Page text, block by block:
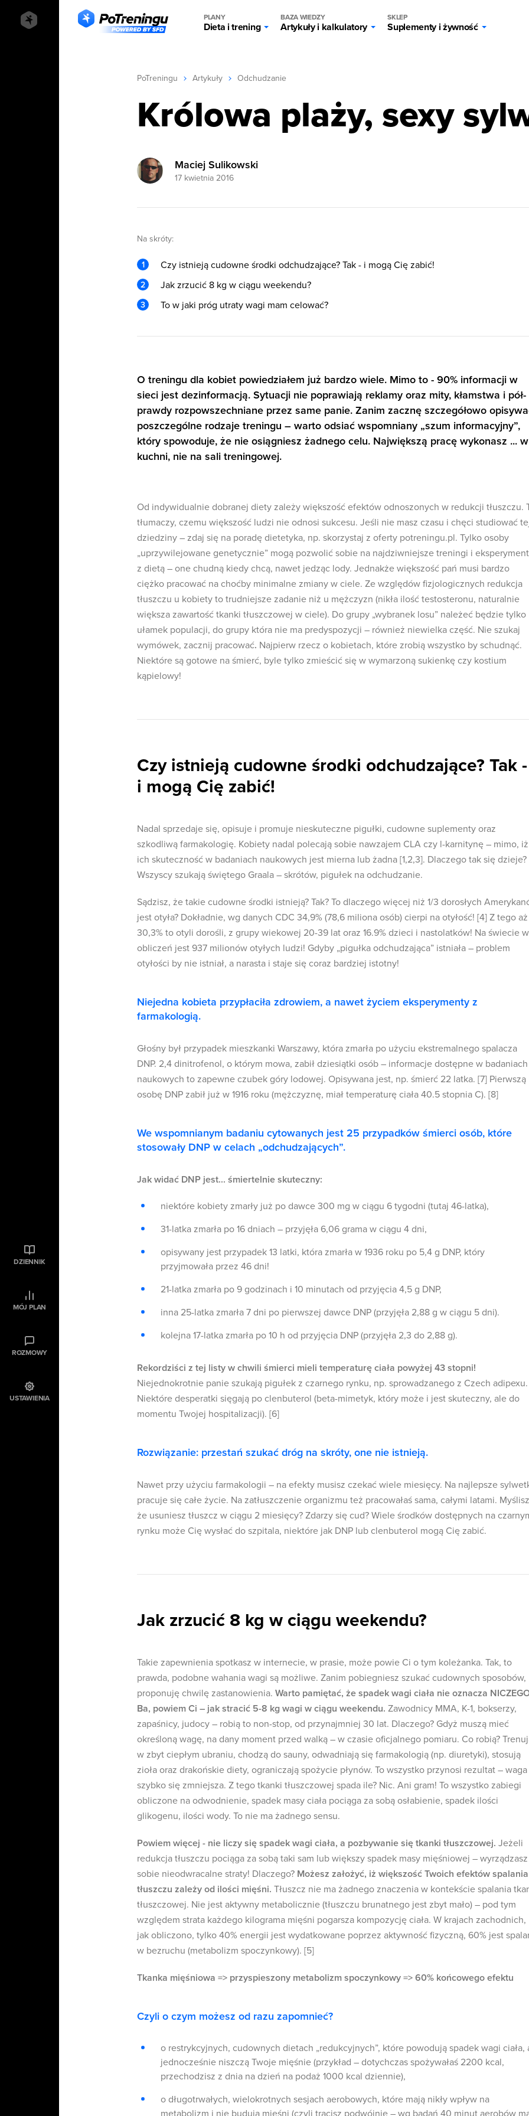
PLANY
Dieta i trening
BAZA WIEDZY
Artykuły i kalkulatory
SKLEP
Suplementy i żywność
DZIENNIK
MÓJ PLAN
ROZMOWY
USTAWIENIA
PoTreningu Artykuły Odchudzanie
Królowa plaży, sexy
Maciej Sulikowski
17 kwietnia 2016
Na skróty:
Czy istnieją cudowne środki odchudzające? Tak - i mogą Cię zabić!
Jak zrzucić 8 kg w ciągu weekendu?
To w jaki próg utraty wagi mam celować?
O treningu dla kobiet powiedziałem już bardzo wiele. Mimo to - 90% informacji w
sieci jest dezinformacją. Sytuacji nie poprawiają reklamy oraz mity, kłamstwa i pół-
prawdy rozpowszechniane przez same panie. Zanim zacznę szczegółowo
poszczególne rodzaje treningu – warto odsiać wspomniany „szum informacyjny”,
który spowoduje, że nie osiągniesz żadnego celu. Największą pracę wykonasz ... w
kuchni, nie na sali treningowej.
Od indywidualnie dobranej diety zależy większość efektów odnoszonych w redukcji tłuszczu.
tłumaczy, czemu większość ludzi nie odnosi sukcesu. Jeśli nie masz czasu i chęci studiować
dziedziny – zdaj się na poradę dietetyka, np. skorzystaj z oferty potreningu.pl. Tylko osoby
„uprzywilejowane genetycznie” mogą pozwolić sobie na najdziwniejsze treningi i
z dietą – one chudną kiedy chcą, nawet jedząc lody. Jednakże większość pań musi bardzo
ciężko pracować na choćby minimalne zmiany w ciele. Ze względów fizjologicznych redukcja
tłuszczu u kobiety to trudniejsze zadanie niż u mężczyzn (nikła ilość testosteronu, naturalnie
większa zawartość tkanki tłuszczowej w ciele). Do grupy „wybranek losu” należeć będzie tylko
ułamek populacji, do grupy która nie ma predyspozycji – również niewielka część. Nie szukaj
wymówek, zacznij pracować. Najpierw rzecz o kobietach, które zrobią wszystko by schudnąć.
Niektóre są gotowe na śmierć, byle tylko zmieścić się w wymarzoną sukienkę czy kostium
kąpielowy!
Czy istnieją cudowne środki odchudzające? Tak -
i mogą Cię zabić!
Nadal sprzedaje się, opisuje i promuje nieskuteczne pigułki, cudowne suplementy oraz
szkodliwą farmakologię. Kobiety nadal polecają sobie nawzajem CLA czy l-karnitynę – mimo, iż
ich skuteczność w badaniach naukowych jest mierna lub żadna [1,2,3]. Dlaczego tak się dzieje?
Wszyscy szukają świętego Graala – skrótów, pigułek na odchudzanie.
Sądzisz, że takie cudowne środki istnieją? Tak? To dlaczego więcej niż 1/3 dorosłych
jest otyła? Dokładnie, wg danych CDC 34,9% (78,6 miliona osób) cierpi na otyłość! [4] Z tego aż
30,3% to otyli dorośli, z grupy wiekowej 20-39 lat oraz 16.9% dzieci i nastolatków! Na świecie
obliczeń jest 937 milionów otyłych ludzi! Gdyby „pigułka odchudzająca” istniała – problem
otyłości by nie istniał, a narasta i staje się coraz bardziej istotny!
Niejedna kobieta przypłaciła zdrowiem, a nawet życiem eksperymenty z
farmakologią.
Głośny był przypadek mieszkanki Warszawy, która zmarła po użyciu ekstremalnego spalacza
DNP. 2,4 dinitrofenol, o którym mowa, zabił dziesiątki osób – informacje dostępne w badaniach
naukowych to zapewne czubek góry lodowej. Opisywana jest, np. śmierć 22 latka. [7] Pierwszą
osobę DNP zabił już w 1916 roku (mężczyznę, miał temperaturę ciała 40.5 stopnia C). [8]
We wspomnianym badaniu cytowanych jest 25 przypadków śmierci osób, które
stosowały DNP w celach „odchudzających”.
Jak widać DNP jest... śmiertelnie skuteczny:
niektóre kobiety zmarły już po dawce 300 mg w ciągu 6 tygodni (tutaj 46-latka),
31-latka zmarła po 16 dniach – przyjęła 6,06 grama w ciągu 4 dni,
opisywany jest przypadek 13 latki, która zmarła w 1936 roku po 5,4 g DNP, który
przyjmowała przez 46 dni!
21-latka zmarła po 9 godzinach i 10 minutach od przyjęcia 4,5 g DNP,
inna 25-latka zmarła 7 dni po pierwszej dawce DNP (przyjęła 2,88 g w ciągu 5 dni).
kolejna 17-latka zmarła po 10 h od przyjęcia DNP (przyjęła 2,3 do 2,88 g).
Rekordziści z tej listy w chwili śmierci mieli temperaturę ciała powyżej 43 stopni!
Niejednokrotnie panie szukają pigułek z czarnego rynku, np. sprowadzanego z Czech adipexu.
Niektóre desperatki sięgają po clenbuterol (beta-mimetyk, który może i jest skuteczny, ale do
momentu Twojej hospitalizacji). [6]
Rozwiązanie: przestań szukać dróg na skróty, one nie istnieją.
Nawet przy użyciu farmakologii – na efekty musisz czekać wiele miesięcy. Na najlepsze
pracuje się całe życie. Na zatłuszczenie organizmu też pracowałaś sama, całymi latami.
że usuniesz tłuszcz w ciągu 2 miesięcy? Zdarzy się cud? Wiele środków dostępnych na
rynku może Cię wysłać do szpitala, niektóre jak DNP lub clenbuterol mogą Cię zabić.
Jak zrzucić 8 kg w ciągu weekendu?
Takie zapewnienia spotkasz w internecie, w prasie, może powie Ci o tym koleżanka. Tak, to
prawda, podobne wahania wagi są możliwe. Zanim pobiegniesz szukać cudownych sposobów,
proponuję chwilę zastanowienia. Warto pamiętać, że spadek wagi ciała nie oznacza
Ba, powiem Ci – jak stracić 5-8 kg wagi w ciągu weekendu. Zawodnicy MMA, K-1, bokserzy,
zapaśnicy, judocy – robią to non-stop, od przynajmniej 30 lat. Dlaczego? Gdyż muszą mieć
określoną wagę, na dany moment przed walką – w czasie oficjalnego pomiaru. Co robią?
w zbyt ciepłym ubraniu, chodzą do sauny, odwadniają się farmakologią (np. diuretyki), stosują
zioła oraz drakońskie diety, ograniczają spożycie płynów. To wszystko przynosi rezultat – waga
szybko się zmniejsza. Z tego tkanki tłuszczowej spada ile? Nic. Ani gram! To wszystko zabiegi
obliczone na odwodnienie, spadek masy ciała pociąga za sobą osłabienie, spadek ilości
glikogenu, ilości wody. To nie ma żadnego sensu.
Powiem więcej - nie liczy się spadek wagi ciała, a pozbywanie się tkanki tłuszczowej. Jeżeli
redukcja tłuszczu pociąga za sobą taki sam lub większy spadek masy mięśniowej – wyrządzasz
sobie nieodwracalne straty! Dlaczego? Możesz założyć, iż większość Twoich efektów spalania
tłuszczu zależy od ilości mięśni. Tłuszcz nie ma żadnego znaczenia w kontekście spalania
tłuszczowej. Nie jest aktywny metabolicznie (tłuszczu brunatnego jest zbyt mało) – pod tym
względem strata każdego kilograma mięśni pogarsza kompozycję ciała. W krajach zachodnich,
jak obliczono, tylko 40% energii jest wydatkowane poprzez aktywność fizyczną, 60% jest
w bezruchu (metabolizm spoczynkowy). [5]
Tkanka mięśniowa => przyspieszony metabolizm spoczynkowy => 60% końcowego efektu
Czyli o czym możesz od razu zapomnieć?
o restrykcyjnych, cudownych dietach „redukcyjnych”, które powodują spadek wagi ciała,
jednocześnie niszczą Twoje mięśnie (przykład – dotychczas spożywałaś 2200 kcal,
przechodzisz z dnia na dzień na podaż 1000 kcal dziennie),
o długotrwałych, wielokrotnych sesjach aerobowych, które mają nikły wpływ na
metabolizm i nie budują mięśni (czyli tracisz podwójnie – wg badań 40 minut aerobów